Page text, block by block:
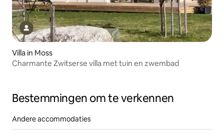
Villa in Moss
Charmante Zwitserse villa met tuin en zwembad
Bestemmingen om te verkennen
Andere accommodaties